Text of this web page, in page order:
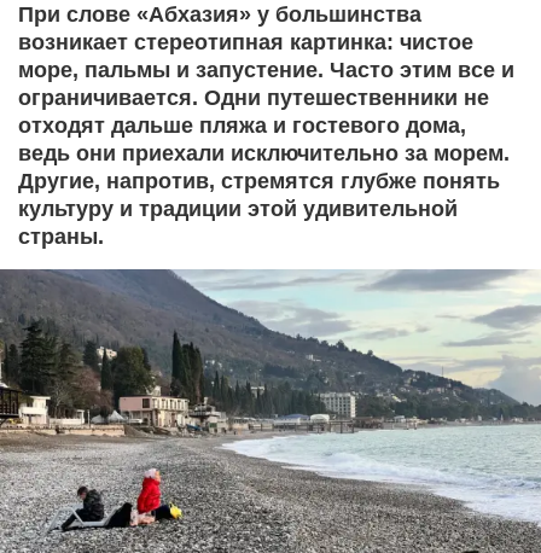
При слове «Абхазия» у большинства
возникает стереотипная картинка: чистое
море, пальмы и запустение. Часто этим все и
ограничивается. Одни путешественники не
отходят дальше пляжа и гостевого дома,
ведь они приехали исключительно за морем.
Другие, напротив, стремятся глубже понять
культуру и традиции этой удивительной
страны.